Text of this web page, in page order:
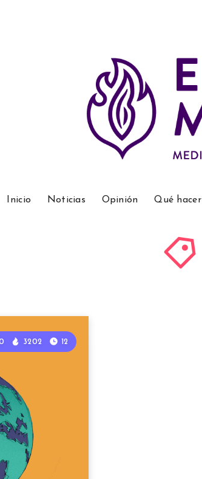
Inicio Noticias Opinión Qué hacer
3202 12